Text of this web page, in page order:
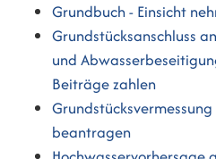
Grundbuch - Einsicht
Grundstücksanschluss
und
Beiträge zahlen
beantragen